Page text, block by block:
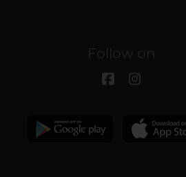
Follow on